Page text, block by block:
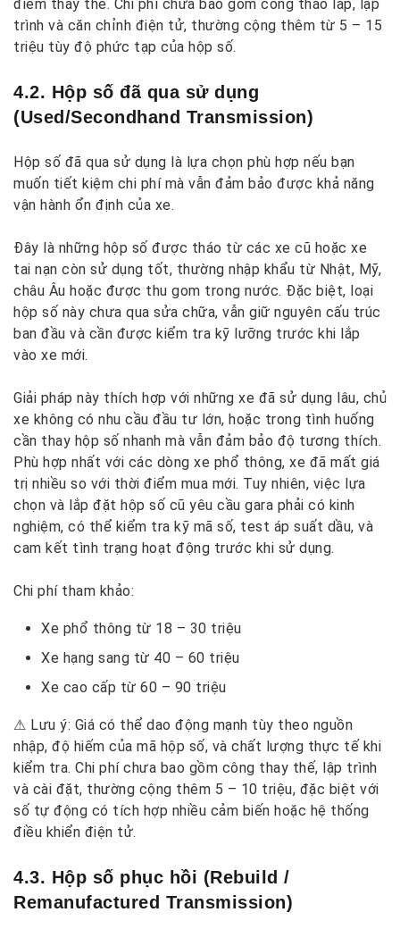
điểm thay thế. Chi phí chưa bao gồm công tháo lắp, lập
trình và căn chỉnh điện tử, thường cộng thêm từ 5 – 15
triệu tùy độ phức tạp của hộp số.
4.2. Hộp số đã qua sử dụng
(Used/Secondhand Transmission)
Hộp số đã qua sử dụng là lựa chọn phù hợp nếu bạn
muốn tiết kiệm chi phí mà vẫn đảm bảo được khả năng
vận hành ổn định của xe.
Đây là những hộp số được tháo từ các xe cũ hoặc xe
tai nạn còn sử dụng tốt, thường nhập khẩu từ Nhật, Mỹ,
châu Âu hoặc được thu gom trong nước. Đặc biệt, loại
hộp số này chưa qua sửa chữa, vẫn giữ nguyên cấu trúc
ban đầu và cần được kiểm tra kỹ lưỡng trước khi lắp
vào xe mới.
Giải pháp này thích hợp với những xe đã sử dụng lâu, chủ
xe không có nhu cầu đầu tư lớn, hoặc trong tình huống
cần thay hộp số nhanh mà vẫn đảm bảo độ tương thích.
Phù hợp nhất với các dòng xe phổ thông, xe đã mất giá
trị nhiều so với thời điểm mua mới. Tuy nhiên, việc lựa
chọn và lắp đặt hộp số cũ yêu cầu gara phải có kinh
nghiệm, có thể kiểm tra kỹ mã số, test áp suất dầu, và
cam kết tình trạng hoạt động trước khi sử dụng.
Chi phí tham khảo:
Xe phổ thông từ 18 – 30 triệu
Xe hạng sang từ 40 – 60 triệu
Xe cao cấp từ 60 – 90 triệu
⚠ Lưu ý: Giá có thể dao động mạnh tùy theo nguồn
nhập, độ hiếm của mã hộp số, và chất lượng thực tế khi
kiểm tra. Chi phí chưa bao gồm công thay thế, lập trình
và cài đặt, thường cộng thêm 5 – 10 triệu, đặc biệt với
số tự động có tích hợp nhiều cảm biến hoặc hệ thống
điều khiển điện tử.
4.3. Hộp số phục hồi (Rebuild /
Remanufactured Transmission)